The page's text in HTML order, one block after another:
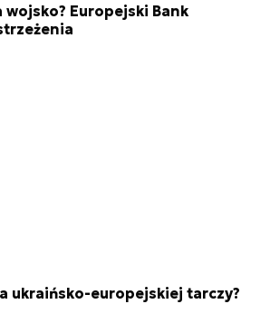
wojsko? Europejski Bank
ukraińsko-europejskiej tarczy?